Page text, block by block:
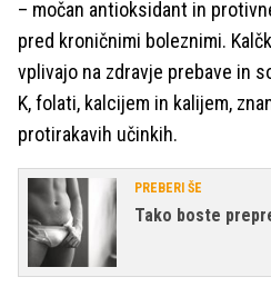
– močan antioksidant in
pred kroničnimi boleznimi.
vplivajo na zdravje prebave in
K, folati, kalcijem in kalijem,
protirakavih učinkih.
PREBERI ŠE
Tako boste